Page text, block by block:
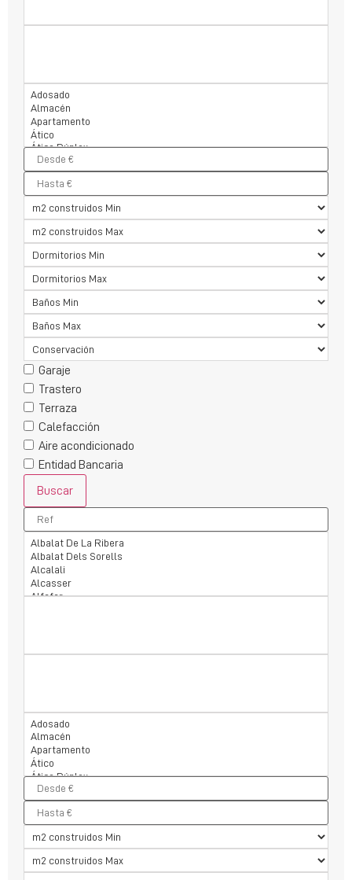
Garaje
Trastero
Terraza
Calefacción
Aire acondicionado
Entidad Bancaria
Buscar